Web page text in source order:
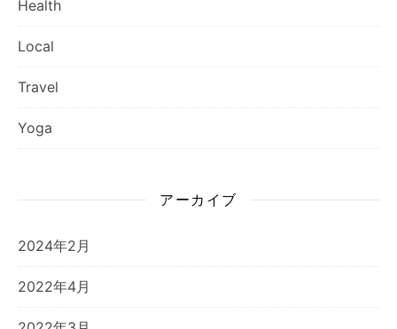
Health
Local
Travel
Yoga
アーカイブ
2024年2月
2022年4月